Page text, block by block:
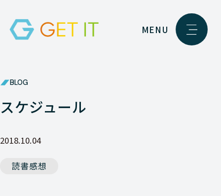
MENU
BLOG
スケジュール
2018.10.04
読書感想